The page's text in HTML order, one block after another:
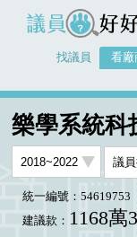
議員好好看
找議員 看廠
樂學系統科
統一編號：54619753
建議款： 1168萬